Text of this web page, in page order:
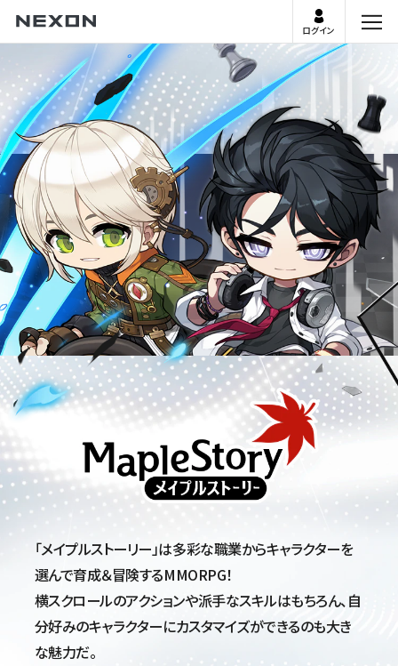
ログイン
「メイプルストーリー」は多彩な職業からキャラクターを
選んで育成＆冒険するMMORPG！
横スクロールのアクションや派手なスキルはもちろん、自
分好みのキャラクターにカスタマイズができるのも大き
な魅力だ。